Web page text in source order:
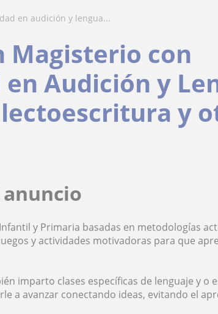
en audición y lengua...
Magisterio con
Audición y
y
y Primaria basadas en metodologías
y actividades motivadoras para que
imparto clases específicas de lenguaje y o
a avanzar conectando ideas, evitando el